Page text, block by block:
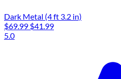
Dark Metal (4 ft 3.2 in)
$69.99 $41.99
5.0